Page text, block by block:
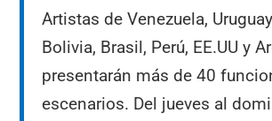
Artistas de Venezuela,
Bolivia, Brasil, Perú, EE.UU y
presentarán más de 40
escenarios. Del jueves al